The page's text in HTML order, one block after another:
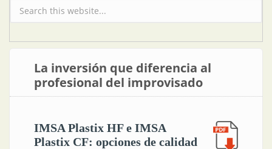
Formulario de búsqueda
La inversión que diferencia al
profesional del improvisado
IMSA Plastix HF e IMSA
Plastix CF: opciones de calidad